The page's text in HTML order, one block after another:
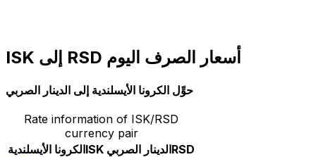
ISK إلى RSD أسعار الصرف اليوم
حوِّل الكرونا الأيسلندية إلى الدينار الصربي
Rate information of ISK/RSD
currency pair
الكرونا الأيسلنديةISK الدينار الصربيRSD